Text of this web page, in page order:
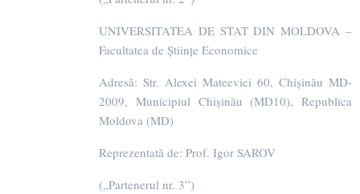
UNIVERSITATEA DE STAT DIN MOLDOVA –
Facultatea de Științe Economice
Adresă: Str. Alexei Mateevici 60, Chișinău MD-
2009, Municipiul Chișinău (MD10), Republica
Moldova (MD)
Reprezentată de: Prof. Igor SAROV
(„Partenerul nr. 3”)